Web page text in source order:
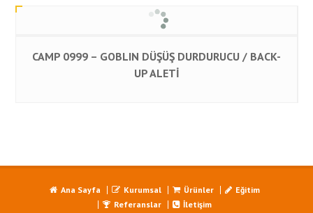
CAMP 0999 – GOBLIN DÜŞÜŞ DURDURUCU / BACK-
UP ALETİ
Ana Sayfa Kurumsal Ürünler
Eğitim
Referanslar
İletişim